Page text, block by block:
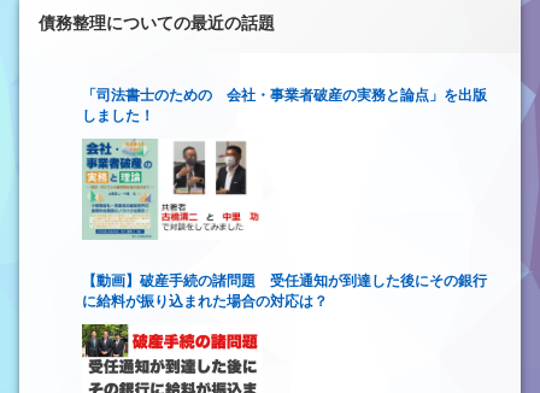
債務整理についての最近の話題
「司法書士のための 会社・事業者破産の実務と論点」を出版
しました！
【動画】破産手続の諸問題 受任通知が到達した後にその銀行
に給料が振り込まれた場合の対応は？